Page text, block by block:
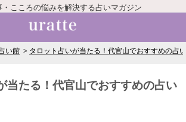
こころの悩みを解決する占いマガジン
い館 タロット占いが当たる！代官山でおすすめの占
当たる！代官山でおすすめの占い